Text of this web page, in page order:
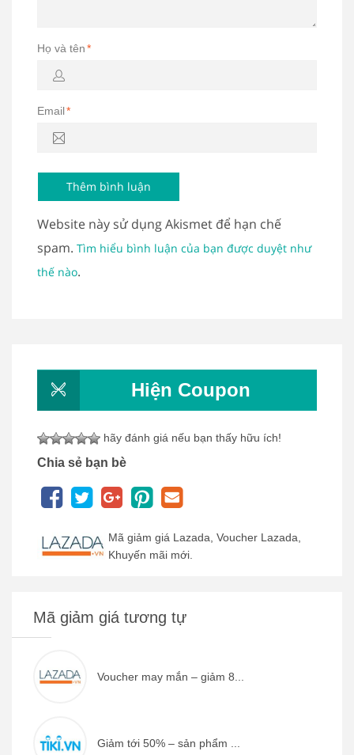
Họ và tên*
Email*
Website này sử dụng Akismet để hạn chế
spam. Tìm hiểu bình luận của bạn được duyệt như
thế nào.
Hiện Coupon
hãy đánh giá nếu bạn thấy hữu ích!
Chia sẻ bạn bè
Mã giảm giá Lazada, Voucher Lazada,
Khuyến mãi mới.
Mã giảm giá tương tự
Voucher may mắn – giảm 8...
Giảm tới 50% – sản phẩm ...